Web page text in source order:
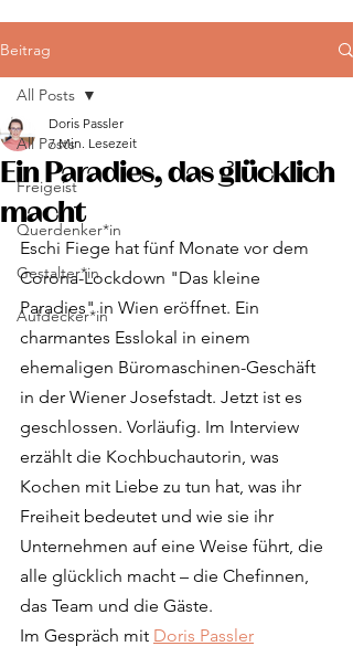
Beitrag
All Posts
Freigeist
Querdenker*in
Gestalter*in
Aufdecker*in
All Posts
Ein Paradies, das glücklich
macht
Doris Passler
7 Min. Lesezeit
Eschi Fiege hat fünf Monate vor dem
Corona-Lockdown "Das kleine
Paradies" in Wien eröffnet. Ein
charmantes Esslokal in einem
ehemaligen Büromaschinen-Geschäft
in der Wiener Josefstadt. Jetzt ist es
geschlossen. Vorläufig. Im Interview
erzählt die Kochbuchautorin, was
Kochen mit Liebe zu tun hat, was ihr
Freiheit bedeutet und wie sie ihr
Unternehmen auf eine Weise führt, die
alle glücklich macht – die Chefinnen,
das Team und die Gäste.
Im Gespräch mit Doris Passler